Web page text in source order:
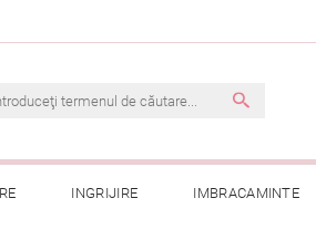
INGRIJIRE IMBRACAMINTE